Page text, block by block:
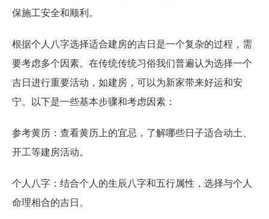
保施工安全和顺利。
根据个人八字选择适合建房的吉日是一个复杂的过程，需
要考虑多个因素。在传统传统习俗我们普遍认为选择一个
吉日进行重要活动，如建房，可以为新家带来好运和安
宁。以下是一些基本步骤和考虑因素：
参考黄历：查看黄历上的宜忌，了解哪些日子适合动土、
开工等建房活动。
个人八字：结合个人的生辰八字和五行属性，选择与个人
命理相合的吉日。